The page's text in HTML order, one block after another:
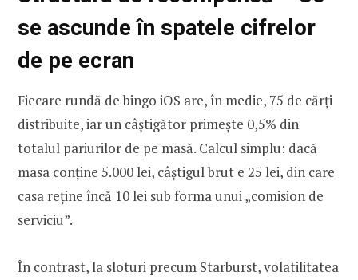
se ascunde în spatele cifrelor
de pe ecran
Fiecare rundă de bingo iOS are, în medie, 75 de cărți
distribuite, iar un câștigător primește 0,5% din
totalul pariurilor de pe masă. Calcul simplu: dacă
masa conține 5.000 lei, câștigul brut e 25 lei, din care
casa reține încă 10 lei sub forma unui „comision de
serviciu”.
În contrast, la sloturi precum Starburst, volatilitatea